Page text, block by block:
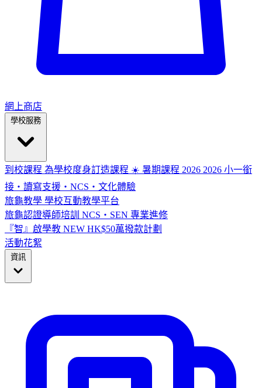
網上商店
學校服務
到校課程 為學校度身訂造課程 ☀️ 暑期課程 2026 2026 小一銜
接・讀寫支援・NCS・文化體驗
旅龜教學 學校互動教學平台
旅龜認證導師培訓
NCS・SEN 專業進修
『智』啟學教 NEW HK$50萬撥款計劃
活動花絮
資訊